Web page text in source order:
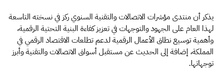
يذكر أن منتدى مؤشرات الاتصالات والتقنية السنوي ركز في نسخته التاسعة
لهذا العام على الجهود والتوجهات في تعزيز كفاءة البنية التحتية الرقمية،
وأهمية توسيع نطاق الأعمال الرقمية لدعم تطلعات الاقتصاد الرقمي في
المملكة، إضافة إلى الحديث عن مستقبل أسواق الاتصالات والتقنية وأبرز
توجهاتها.